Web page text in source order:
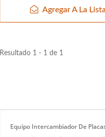
Agregar A La Lista
Resultado 1 - 1 de 1
Equipo Intercambiador De